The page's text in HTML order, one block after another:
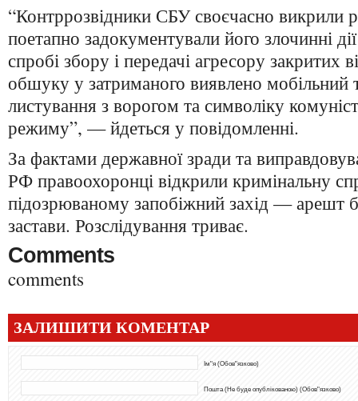
“Контррозвідники СБУ своєчасно викрили
поетапно задокументували його злочинні
спробі збору і передачі агресору закритих
обшуку у затриманого виявлено мобільний
листування з ворогом та символіку
режиму”, — йдеться у повідомленні.
За фактами державної зради та
РФ правоохоронці відкрили кримінальну
підозрюваному запобіжний захід — арешт
застави. Розслідування триває.
Comments
comments
ЗАЛИШИТИ КОМЕНТАР
Ім"я (Обов"язково)
Пошта (Не буде опублікованою) (Обов"язково)